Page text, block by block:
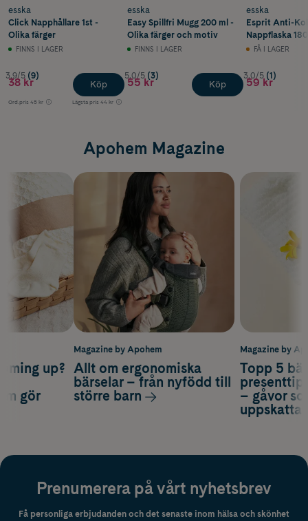
esska
Click Napphållare 1st -
Olika färger
FINNS I LAGER
3.9/5 (9)
38 kr
Ord.pris 45 kr Lägsta pris 44 kr
Köp
esska
Easy Spillfri Mugg 200 ml -
Olika färger och motiv
FINNS I LAGER
5.0/5 (3)
55 kr Köp
esska
Esprit Anti-
Nappflaska
färger
FÅ I LAGER
3.0/5 (1)
59 kr
Apohem Magazine
Magazine by
Topp 5
– gåvor
up?
gör
Magazine by Apohem
Allt om ergonomiska
bärselar – från nyfödd till
större barn
Prenumerera på vårt nyhetsbrev
Få personliga erbjudanden och det senaste inom hälsa och skönhet